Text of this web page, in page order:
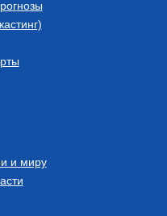
и миру